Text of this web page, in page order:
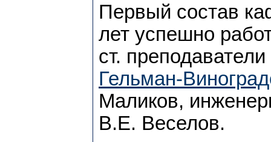
Первый состав
лет успешно
ст.
Гельман-
Маликов,
В.Е. Веселов.